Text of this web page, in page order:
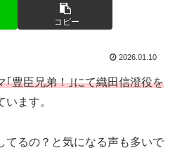
コピー
2026.01.10
｢豊臣兄弟！｣にて織田信澄役を
ます。
てるの？と気になる声も多いで